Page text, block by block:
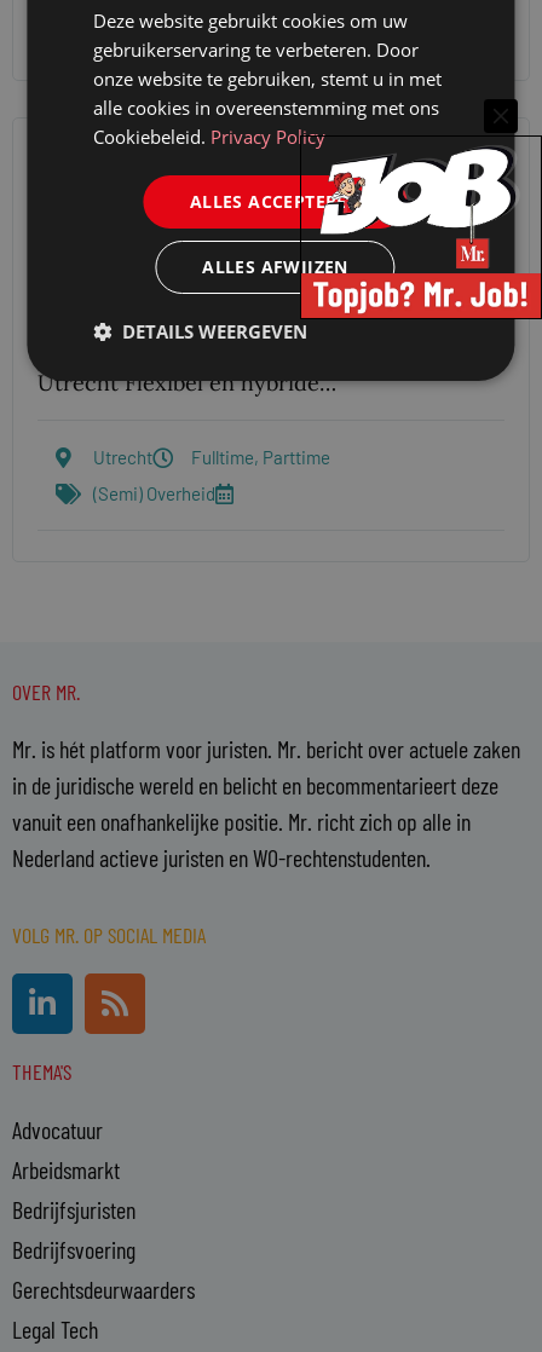
Utrecht Fulltime (Semi) Overheid
Provincie Utrecht zoekt een
Jurist Ruimtelijke Projecten
Wij zijn op zoek naar een Jurist Ruimtelijke
Projecten 32-36 uur | Schaal 12 | Bepaalde tijd
met uitzicht op vast Werk met juridische
scherpte aan de ruimtelijke toekomst van
Utrecht Flexibel en hybride…
Utrecht
Fulltime, Parttime
(Semi) Overheid
OVER MR.
Mr. is hét platform voor juristen. Mr. bericht over actuele zaken
in de juridische wereld en belicht en becommentarieert deze
vanuit een onafhankelijke positie. Mr. richt zich op alle in
Nederland actieve juristen en WO-rechtenstudenten.
VOLG MR. OP SOCIAL MEDIA
L
i
n
k
d
i
n
-
i
n
R
s
s
THEMA'S
Advocatuur
Arbeidsmarkt
Bedrijfsjuristen
Bedrijfsvoering
Gerechtsdeurwaarders
Legal Tech
Deze website gebruikt cookies om uw
gebruikerservaring te verbeteren. Door
onze website te gebruiken, stemt u in met
alle cookies in overeenstemming met ons
Cookiebeleid. Privacy Policy
ALLES ACCEPTEREN
ALLES AFWIJZEN
DETAILS WEERGEVEN